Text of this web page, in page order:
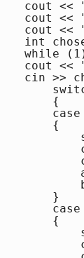
<< "
<< "
<< "
<< "选
>>
<< "
>>
<< "